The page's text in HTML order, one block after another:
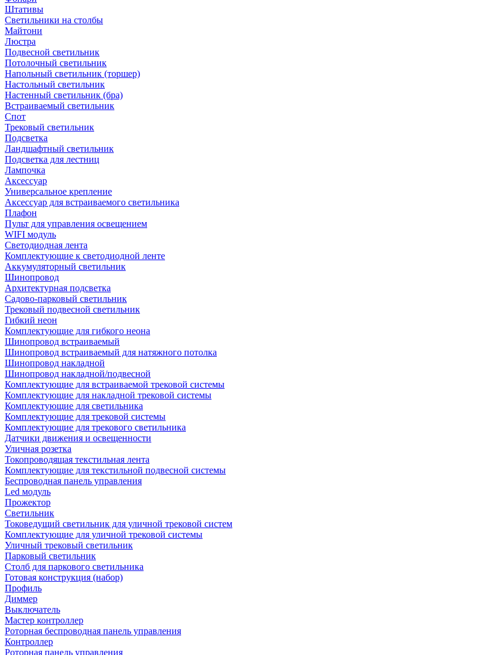
Штативы
Светильники на столбы
Майтони
Люстра
Подвесной светильник
Потолочный светильник
Напольный светильник (торшер)
Настольный светильник
Настенный светильник (бра)
Встраиваемый светильник
Спот
Трековый светильник
Подсветка
Ландшафтный светильник
Подсветка для лестниц
Лампочка
Аксессуар
Универсальное крепление
Аксессуар для встраиваемого светильника
Плафон
Пульт для управления освещением
WIFI модуль
Светодиодная лента
Комплектующие к светодиодной ленте
Аккумуляторный светильник
Шинопровод
Архитектурная подсветка
Садово-парковый светильник
Трековый подвесной светильник
Гибкий неон
Комплектующие для гибкого неона
Шинопровод встраиваемый
Шинопровод встраиваемый для натяжного потолка
Шинопровод накладной
Шинопровод накладной/подвесной
Комплектующие для встраиваемой трековой системы
Комплектующие для накладной трековой системы
Комплектующие для светильника
Комплектующие для трековой системы
Комплектующие для трекового светильника
Датчики движения и освещенности
Уличная розетка
Токопроводящая текстильная лента
Комплектующие для текстильной подвесной системы
Беспроводная панель управления
Led модуль
Прожектор
Светильник
Токоведущий светильник для уличной трековой систем
Комплектующие для уличной трековой системы
Уличный трековый светильник
Парковый светильник
Столб для паркового светильника
Готовая конструкция (набор)
Профиль
Диммер
Выключатель
Мастер контроллер
Роторная беспроводная панель управления
Контроллер
Роторная панель управления